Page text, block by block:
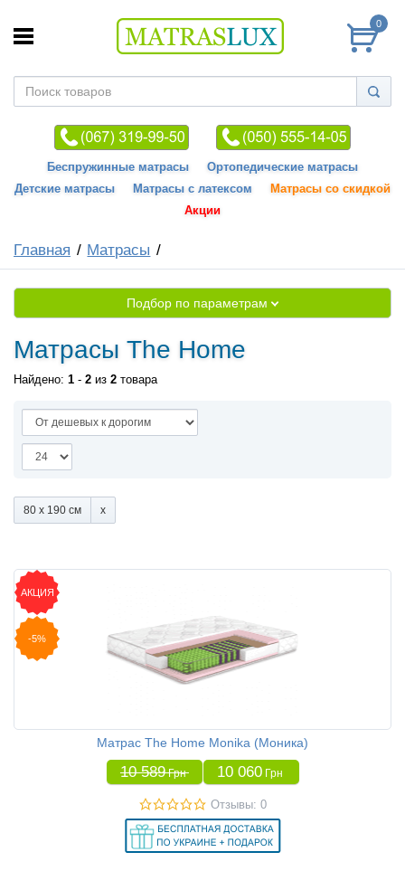
0
Беспружинные матрасы
Ортопедические матрасы
Детские матрасы
Матрасы с латексом
Матрасы со скидкой
Акции
Главная Матрасы
Подбор по параметрам
Матрасы The Home
Найдено: 1 - 2 из 2 товара
80 x 190 см
АКЦИЯ
-5%
Матрас The Home Monika (Моника)
10 589 Грн 10 060 Грн
Отзывы: 0